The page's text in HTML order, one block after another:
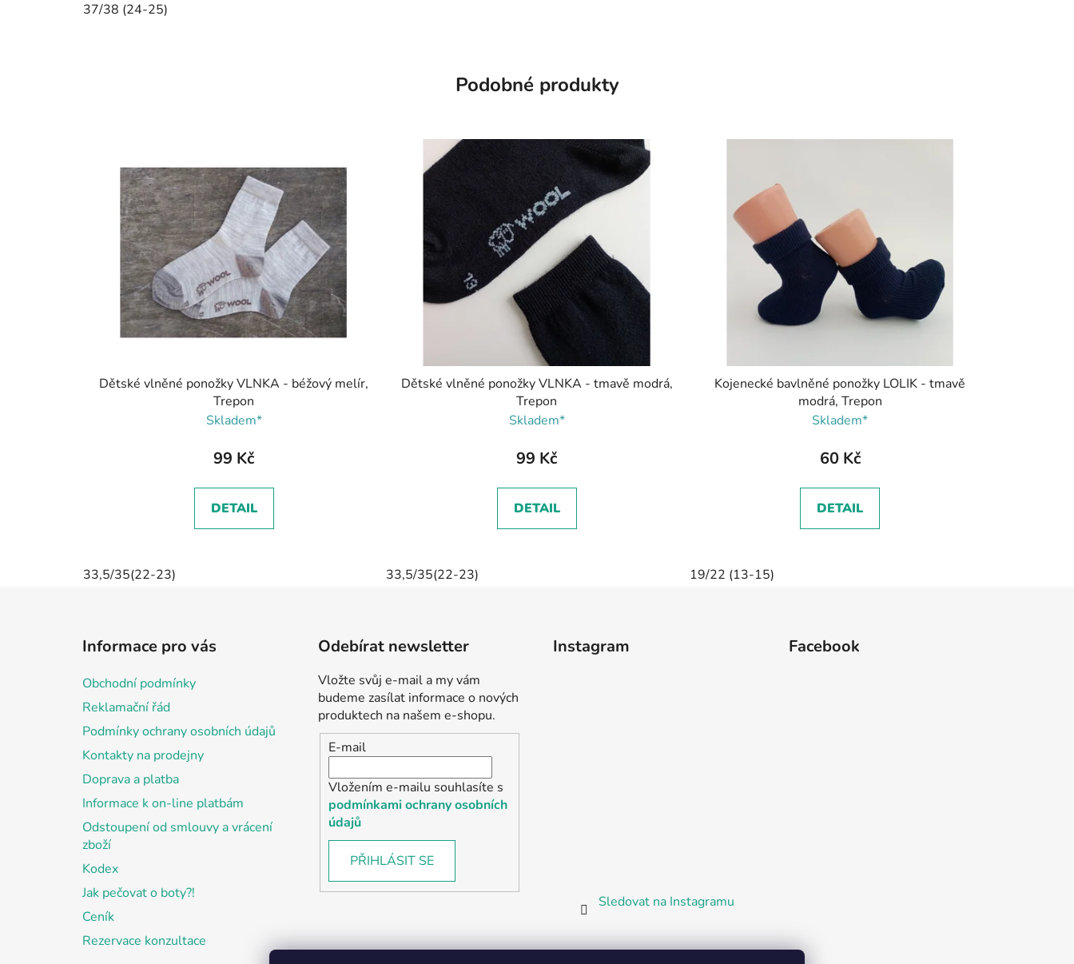
37/38 (24-25)
Podobné produkty
Dětské vlněné ponožky VLNKA - béžový melír,
Trepon
Skladem*
99 Kč
DETAIL
33,5/35(22-23)
Dětské vlněné ponožky VLNKA - tmavě modrá,
Trepon
Skladem*
99 Kč
DETAIL
33,5/35(22-23)
Kojenecké bavlněné ponožky LOLIK - tmavě
modrá, Trepon
Skladem*
60 Kč
DETAIL
19/22 (13-15)
Informace pro vás
Obchodní podmínky
Reklamační řád
Podmínky ochrany osobních údajů
Kontakty na prodejny
Doprava a platba
Informace k on-line platbám
Odstoupení od smlouvy a vrácení
zboží
Kodex
Jak pečovat o boty?!
Ceník
Rezervace konzultace
Odebírat newsletter
Vložte svůj e-mail a my vám
budeme zasílat informace o nových
produktech na našem e-shopu.
E-mail
Vložením e-mailu souhlasíte s
podmínkami ochrany osobních
údajů
PŘIHLÁSIT SE
Instagram
Sledovat na Instagramu
Facebook